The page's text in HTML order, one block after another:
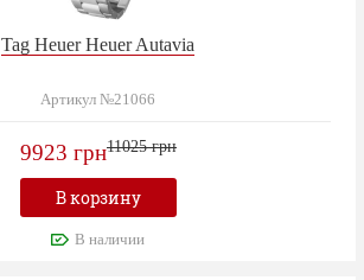
Tag Heuer Heuer Autavia
Артикул №21066
9923 грн11025 грн
В корзину
В наличии